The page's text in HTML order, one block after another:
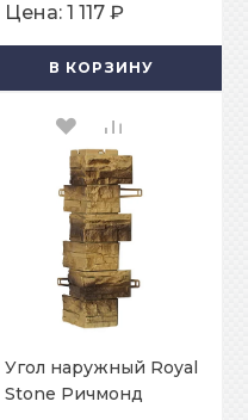
Цена: 1 117 ₽
В КОРЗИНУ
Угол наружный Royal
Stone Ричмонд